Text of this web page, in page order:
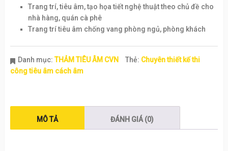
Trang trí, tiêu âm, tạo họa tiết nghệ thuật theo chủ đề cho
nhà hàng, quán cà phê
Trang trí tiêu âm chống vang phòng ngủ, phòng khách
Danh mục: THẢM TIÊU ÂM CVN Thẻ: Chuyên thiết kế thi
công tiêu âm cách âm
MÔ TẢ ĐÁNH GIÁ (0)